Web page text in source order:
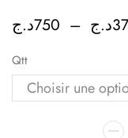
750د.ج – د.ج
Qtt